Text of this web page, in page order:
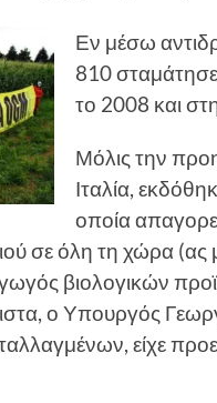
Εν μέσω
810
το 2008 και
Μόλις την
Ιταλία,
οποία
σε όλη τη χώρα (ας
βιολογικών
ο Υπουργός
είχε